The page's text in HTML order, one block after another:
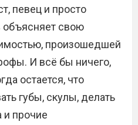
певец и просто
свою
произошедшей
И всё бы ничего,
остается, что
губы, скулы, делать
и прочие